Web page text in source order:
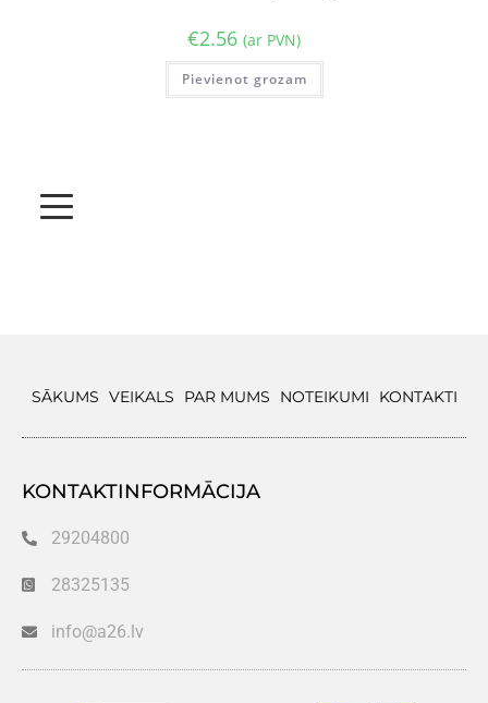
€2.56 (ar PVN)
Pievienot grozam
SĀKUMS VEIKALS PAR MUMS NOTEIKUMI KONTAKTI
KONTAKTINFORMĀCIJA
29204800
28325135
info@a26.lv